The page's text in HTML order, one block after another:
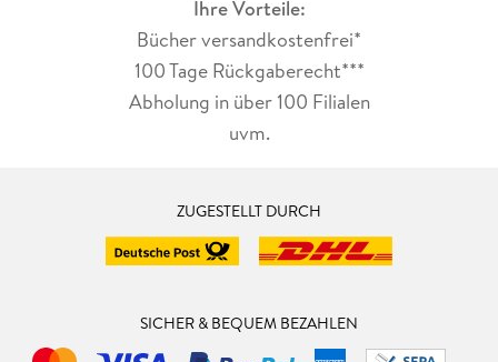
Ihre Vorteile:
Bücher versandkostenfrei*
100 Tage Rückgaberecht***
Abholung in über 100 Filialen
uvm.
ZUGESTELLT DURCH
SICHER & BEQUEM BEZAHLEN